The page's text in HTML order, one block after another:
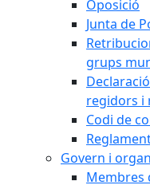
Oposició
Junta de
grups
regidors i
Codi de
Govern i
Membres